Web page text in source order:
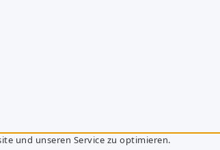
und unseren Service zu optimieren.